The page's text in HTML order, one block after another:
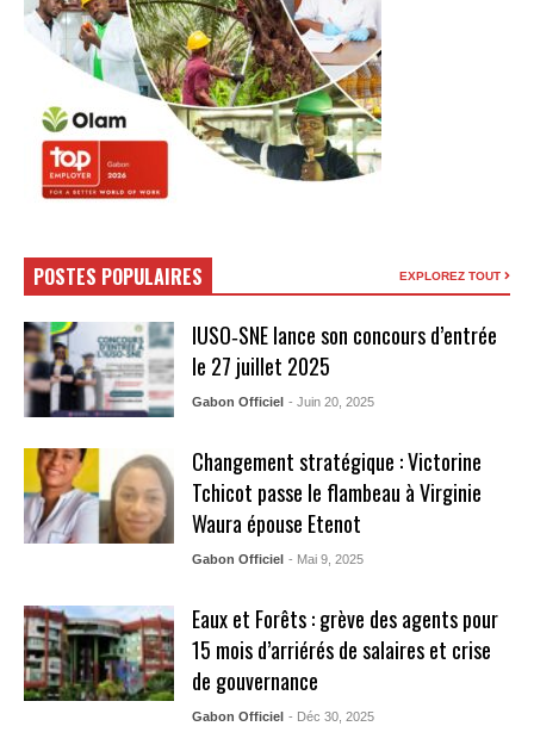
POSTES POPULAIRES EXPLOREZ TOUT
IUSO‑SNE lance son concours d’entrée
le 27 juillet 2025
Gabon Officiel - Juin 20, 2025
Changement stratégique : Victorine
Tchicot passe le flambeau à Virginie
Waura épouse Etenot
Gabon Officiel - Mai 9, 2025
Eaux et Forêts : grève des agents pour
15 mois d’arriérés de salaires et crise
de gouvernance
Gabon Officiel - Déc 30, 2025